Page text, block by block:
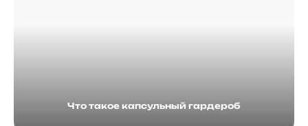
Что такое капсульный гардероб